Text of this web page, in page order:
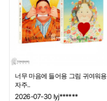
너무 마음에 들어용 그림 귀여워용
자주..
2026-07-30 lyj******